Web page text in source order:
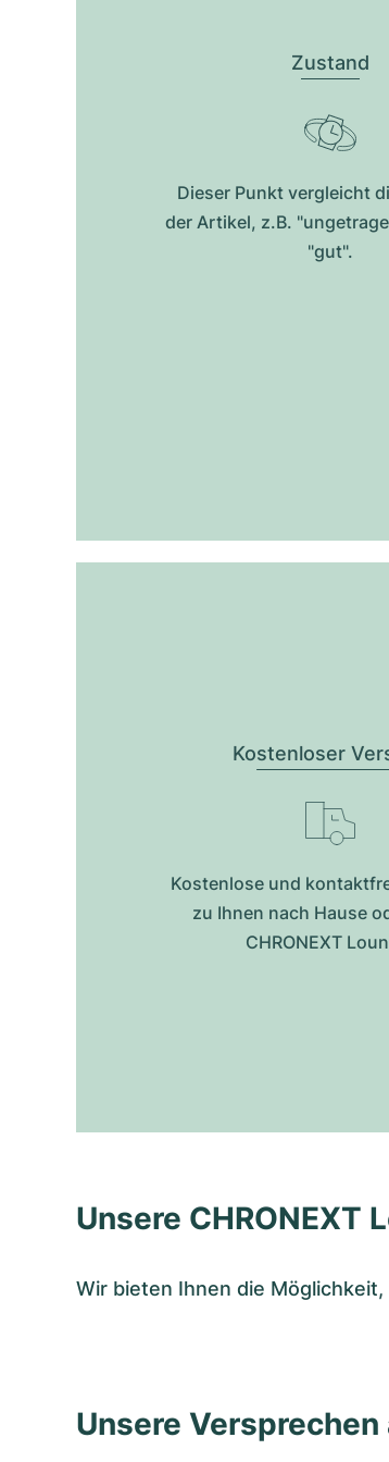
Zustand
Dieser Punkt vergleicht
der Artikel, z.B.
"gut".
Kostenloser
Kostenlose und
zu Ihnen nach Hause
CHRONEXT
Unsere CHRONEXT
Wir bieten Ihnen die
Unsere Versprechen